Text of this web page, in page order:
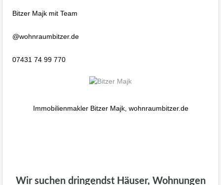
Bitzer Majk mit Team
@wohnraumbitzer.de
07431 74 99 770
Immobilienmakler Bitzer Majk, wohnraumbitzer.de
Wir suchen dringendst Häuser, Wohnungen